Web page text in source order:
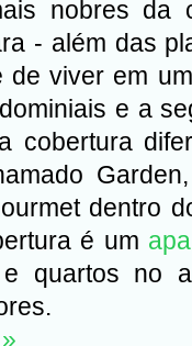
nobres da
- além das
de viver em
e a
cobertura
dentro
é um
quartos no